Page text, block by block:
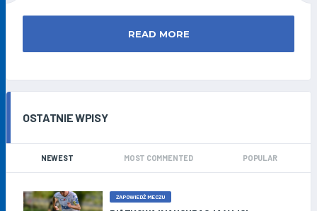
READ MORE
OSTATNIE WPISY
NEWEST MOST COMMENTED POPULAR
ZAPOWIEDŹ MECZU